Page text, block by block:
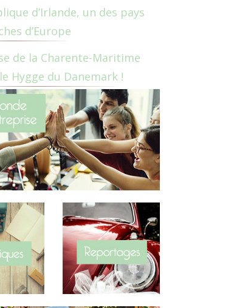
d’Irlande, un des pays
d’Europe
de la Charente-Maritime
Hygge du Danemark !